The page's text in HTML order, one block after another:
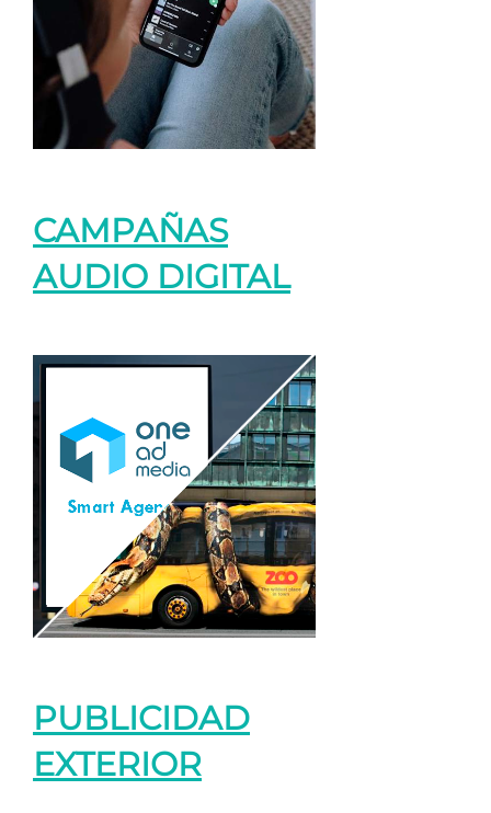
CAMPAÑAS
AUDIO DIGITAL
PUBLICIDAD
EXTERIOR